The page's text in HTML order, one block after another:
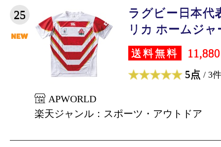
25
ラグビー日本代
リカ ホームジャ
送料無料
5点 / 3件
APWORLD
楽天ジャンル：スポーツ・アウトドア